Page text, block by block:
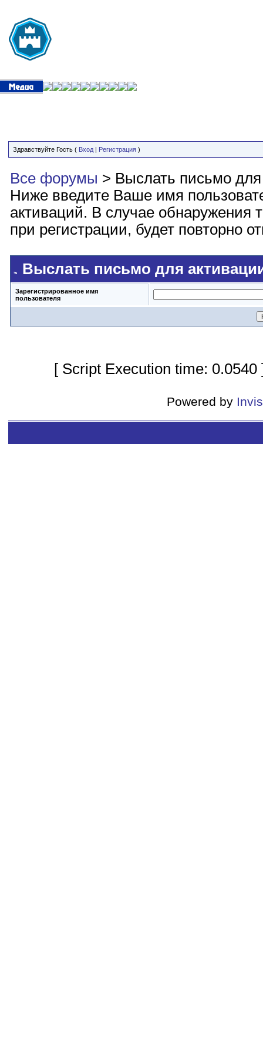
Здравствуйте Гость ( Вход | Регистрация )
Все форумы > Выслать письмо
Ниже введите Ваше имя
активаций. В случае обнаружения
при регистрации, будет повторно
Выслать письмо для
Зарегистрированное имя
пользователя
[ Script Execution time:
Powered by